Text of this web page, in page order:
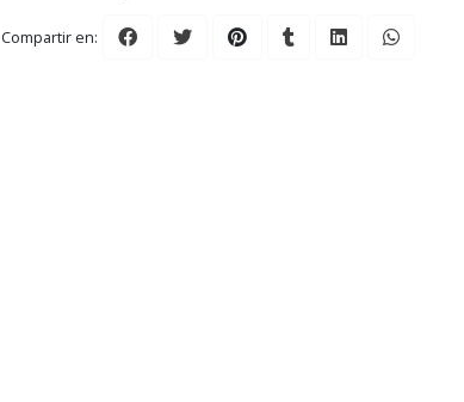
Compartir en: